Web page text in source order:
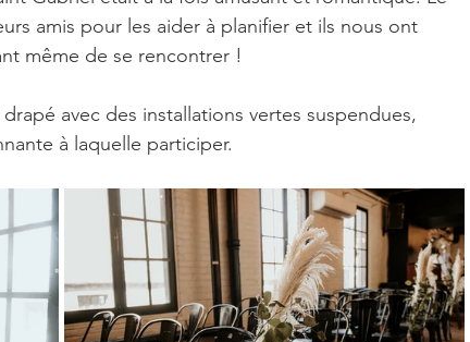
amis pour les aider à planifier et ils nous ont
même de se rencontrer !
avec des installations vertes suspendues,
à laquelle participer.